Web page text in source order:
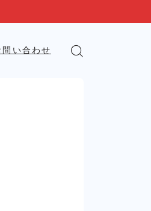
問い合わせ